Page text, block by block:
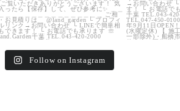
Follow on Instagram